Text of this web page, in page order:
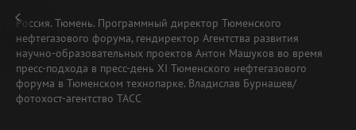
Россия. Тюмень. Программный директор Тюменского
нефтегазового форума, гендиректор Агентства развития
научно-образовательных проектов Антон Машуков во время
пресс-подхода в пресс-день XI Тюменского нефтегазового
форума в Тюменском технопарке. Владислав Бурнашев/
фотохост-агентство ТАСС